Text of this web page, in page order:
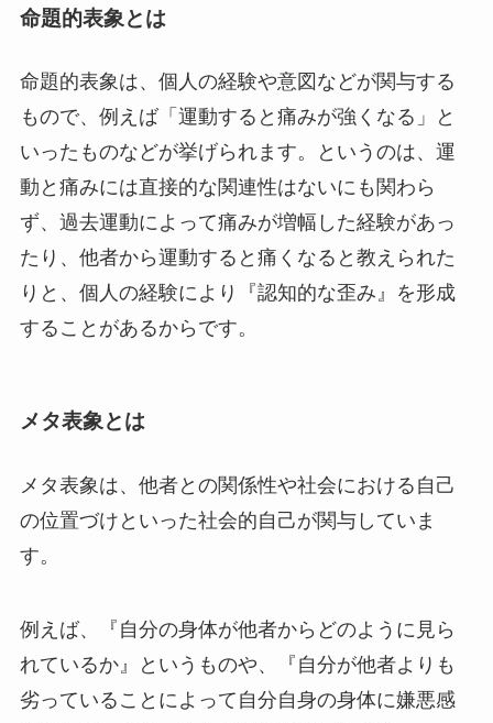
命題的表象とは
命題的表象は、個人の経験や意図などが関与する
もので、例えば「運動すると痛みが強くなる」と
いったものなどが挙げられます。というのは、運
動と痛みには直接的な関連性はないにも関わら
ず、過去運動によって痛みが増幅した経験があっ
たり、他者から運動すると痛くなると教えられた
りと、個人の経験により『認知的な歪み』を形成
することがあるからです。
メタ表象とは
メタ表象は、他者との関係性や社会における自己
の位置づけといった社会的自己が関与していま
す。
例えば、『自分の身体が他者からどのように見ら
れているか』というものや、『自分が他者よりも
劣っていることによって自分自身の身体に嫌悪感